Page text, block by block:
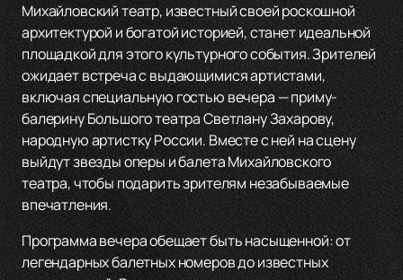
Михайловский театр, известный своей роскошной
архитектурой и богатой историей, станет идеальной
площадкой для этого культурного события. Зрителей
ожидает встреча с выдающимися артистами,
включая специальную гостью вечера — приму-
балерину Большого театра Светлану Захарову,
народную артистку России. Вместе с ней на сцену
выйдут звезды оперы и балета Михайловского
театра, чтобы подарить зрителям незабываемые
впечатления.
Программа вечера обещает быть насыщенной: от
легендарных балетных номеров до известных